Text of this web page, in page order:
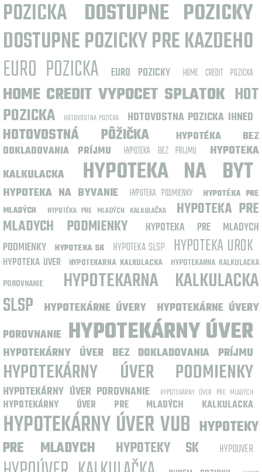
POZICKA DOSTUPNE POZICKY
DOSTUPNE POZICKY PRE KAZDEHO
EURO POZICKA
EURO POZICKY HOME CREDIT POZICKA
HOME CREDIT VYPOCET SPLATOK HOT
POZICKA
HOTOVOSTNA POZICKA HOTOVOSTNA POZICKA IHNED
HOTOVOSTNÁ PÔŽIČKA
HYPOTÉKA BEZ
DOKLADOVANIA PRÍJMU
HYPOTEKA BEZ PRIJMU
HYPOTEKA
KALKULACKA
HYPOTEKA NA BYT
HYPOTEKA NA BYVANIE HYPOTEKA PODMIENKY
HYPOTÉKA PRE
MLADÝCH
HYPOTÉKA PRE MLADÝCH KALKULAČKA
HYPOTEKA PRE
MLADYCH PODMIENKY
HYPOTEKA PRE MLADYCH
PODMIENKY
HYPOTEKA SK HYPOTEKA SLSP HYPOTEKA UROK
HYPOTEKA UVER HYPOTEKARNA KALKULACKA
HYPOTEKARNA KALKULACKA
POROVNANIE
HYPOTEKARNA KALKULACKA
SLSP
HYPOTEKÁRNE ÚVERY
HYPOTEKÁRNE ÚVERY
POROVNANIE HYPOTEKÁRNY ÚVER
HYPOTEKÁRNY ÚVER BEZ DOKLADOVANIA PRÍJMU
HYPOTEKÁRNY ÚVER PODMIENKY
HYPOTEKÁRNY ÚVER POROVNANIE HYPOTEKÁRNY ÚVER PRE MLADÝCH
HYPOTEKÁRNY ÚVER PRE MLADÝCH KALKULACKA
HYPOTEKÁRNY ÚVER VUB HYPOTEKY
PRE MLADYCH
HYPOTEKY SK HYPOUVER